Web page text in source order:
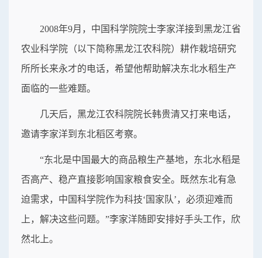
2008年9月，中国科学院院士李家洋接到黑龙江省
农业科学院（以下简称黑龙江农科院）耕作栽培研究
所所长来永才的电话，希望他帮助解决东北水稻生产
面临的一些难题。
几天后，黑龙江农科院院长韩贵清又打来电话，
邀请李家洋到东北稻区考察。
“东北是中国最大的商品粮生产基地，东北水稻是
否高产、稳产直接影响国家粮食安全。既然东北有急
迫需求，中国科学院作为科技‘国家队’，必须迎难而
上，解决这些问题。”李家洋随即安排好手头工作，欣
然北上。